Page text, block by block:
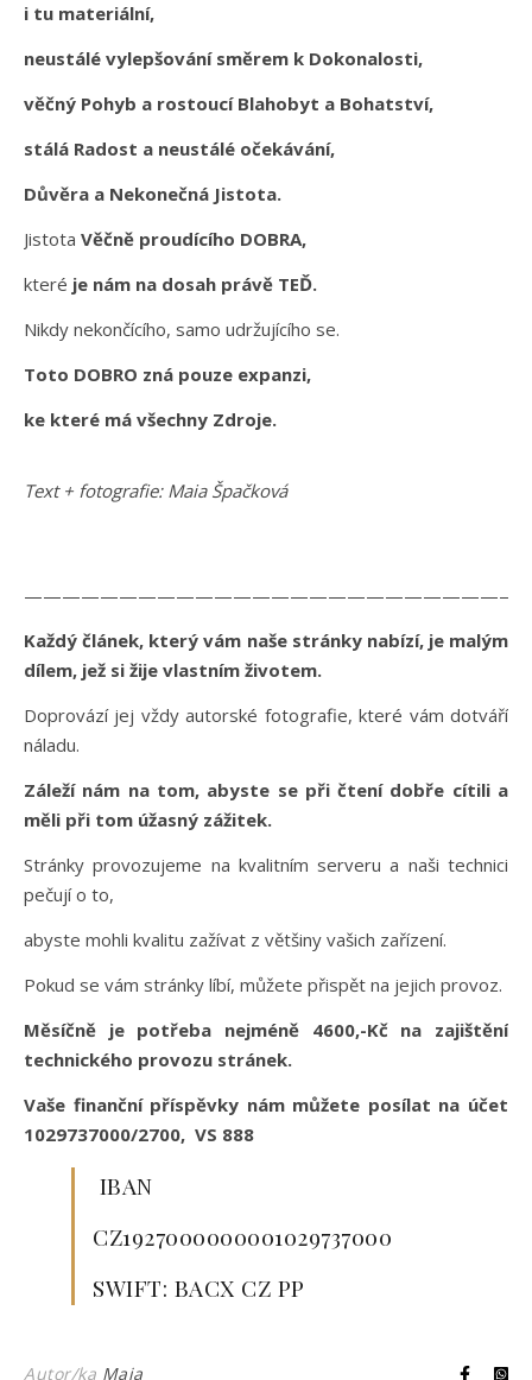
i tu materiální,
neustálé vylepšování směrem k Dokonalosti,
věčný Pohyb a rostoucí Blahobyt a Bohatství,
stálá Radost a neustálé očekávání,
Důvěra a Nekonečná Jistota.
Jistota Věčně proudícího DOBRA,
které je nám na dosah právě TEĎ.
Nikdy nekončícího, samo udržujícího se.
Toto DOBRO zná pouze expanzi,
ke které má všechny Zdroje.
Text + fotografie: Maia Špačková
Každý článek, který vám naše stránky nabízí, je malým
dílem, jež si žije vlastním životem.
Doprovází jej vždy autorské fotografie, které vám dotváří
náladu.
Záleží nám na tom, abyste se při čtení dobře cítili a
měli při tom úžasný zážitek.
Stránky provozujeme na kvalitním serveru a naši technici
pečují o to,
abyste mohli kvalitu zažívat z většiny vašich zařízení.
Pokud se vám stránky líbí, můžete přispět na jejich provoz.
Měsíčně je potřeba nejméně 4600,-Kč na zajištění
technického provozu stránek.
Vaše finanční příspěvky nám můžete posílat na účet
1029737000/2700, VS 888
IBAN
CZ1927000000001029737000
SWIFT: BACX CZ PP
Autor/ka Maia